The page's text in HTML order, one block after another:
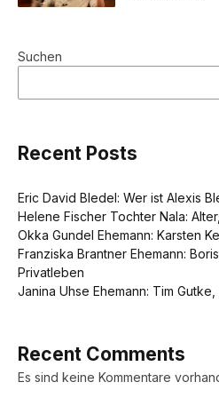
Suchen
Recent Posts
Eric David Bledel: Wer ist Alexis
Helene Fischer Tochter Nala:
Okka Gundel Ehemann: Karsten
Franziska Brantner Ehemann:
Privatleben
Janina Uhse Ehemann: Tim
Recent Comments
Es sind keine Kommentare